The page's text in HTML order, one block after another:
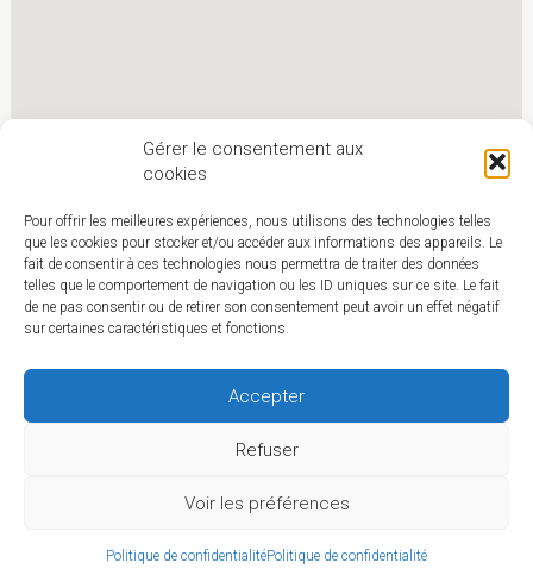
Gérer le consentement aux
cookies
Pour offrir les meilleures expériences, nous utilisons des technologies telles
que les cookies pour stocker et/ou accéder aux informations des appareils. Le
fait de consentir à ces technologies nous permettra de traiter des données
telles que le comportement de navigation ou les ID uniques sur ce site. Le fait
de ne pas consentir ou de retirer son consentement peut avoir un effet négatif
sur certaines caractéristiques et fonctions.
Accepter
Refuser
Voir les préférences
Politique de confidentialitéPolitique de confidentialité